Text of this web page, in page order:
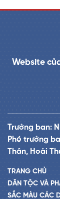
Website
Trưởng ban:
Phó trưởng
Thân, Hoài
TRANG CHỦ
DÂN TỘC VÀ
SẮC MÀU CÁC